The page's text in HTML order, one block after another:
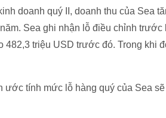
doanh quý II, doanh thu của Sea
Sea ghi nhận lỗ điều chỉnh
triệu USD trước đó. Trong khi
ước tính mức lỗ hàng quý của Sea